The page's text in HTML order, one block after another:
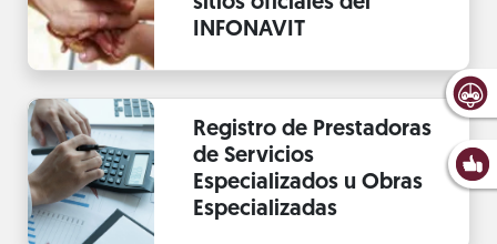
INFONAVIT
Registro de Prestadoras
de Servicios
Especializados u Obras
Especializadas